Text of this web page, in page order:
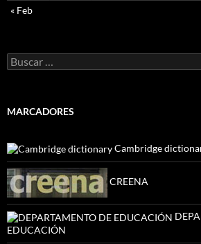
« Feb
Buscar:
MARCADORES
Cambridge
CREENA
EDUCACIÓN